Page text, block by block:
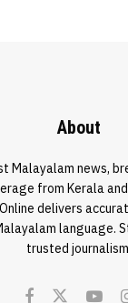
About
Malayalam news,
from Kerala
delivers
language.
trusted